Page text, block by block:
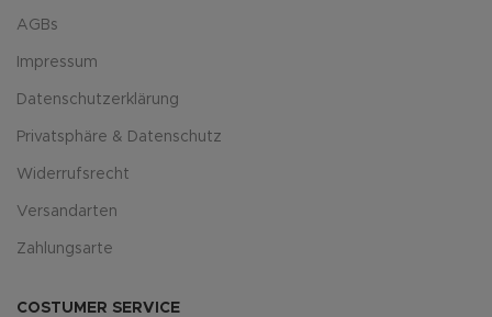
AGBs
Impressum
Datenschutzerklärung
Privatsphäre & Datenschutz
Widerrufsrecht
Versandarten
Zahlungsarte
COSTUMER SERVICE